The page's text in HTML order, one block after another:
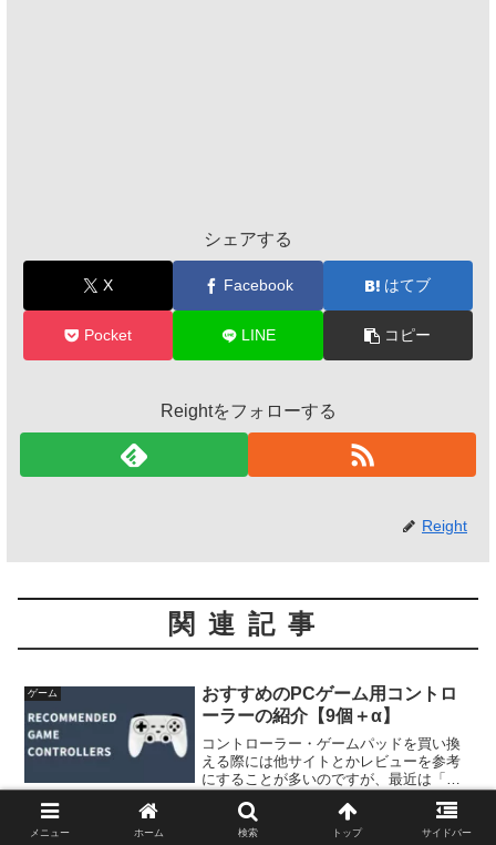
シェアする
X Facebook はてブ
Pocket LINE コピー
Reightをフォローする
Reight
関連記事
ゲーム
おすすめのPCゲーム用コントロ
ーラーの紹介【9個＋α】
コントローラー・ゲームパッドを買い換
える際には他サイトとかレビューを参考
にすることが多いのですが、最近は「令
和最新版」や「202○最新版」で有名な無
名の中華系ブランドがあちこちにあって
「私が知らなかっただけの中堅ブラン
ゲーム 【Steam】おすすめの3Dプラッ
メニュー ホーム 検索 トップ サイドバー